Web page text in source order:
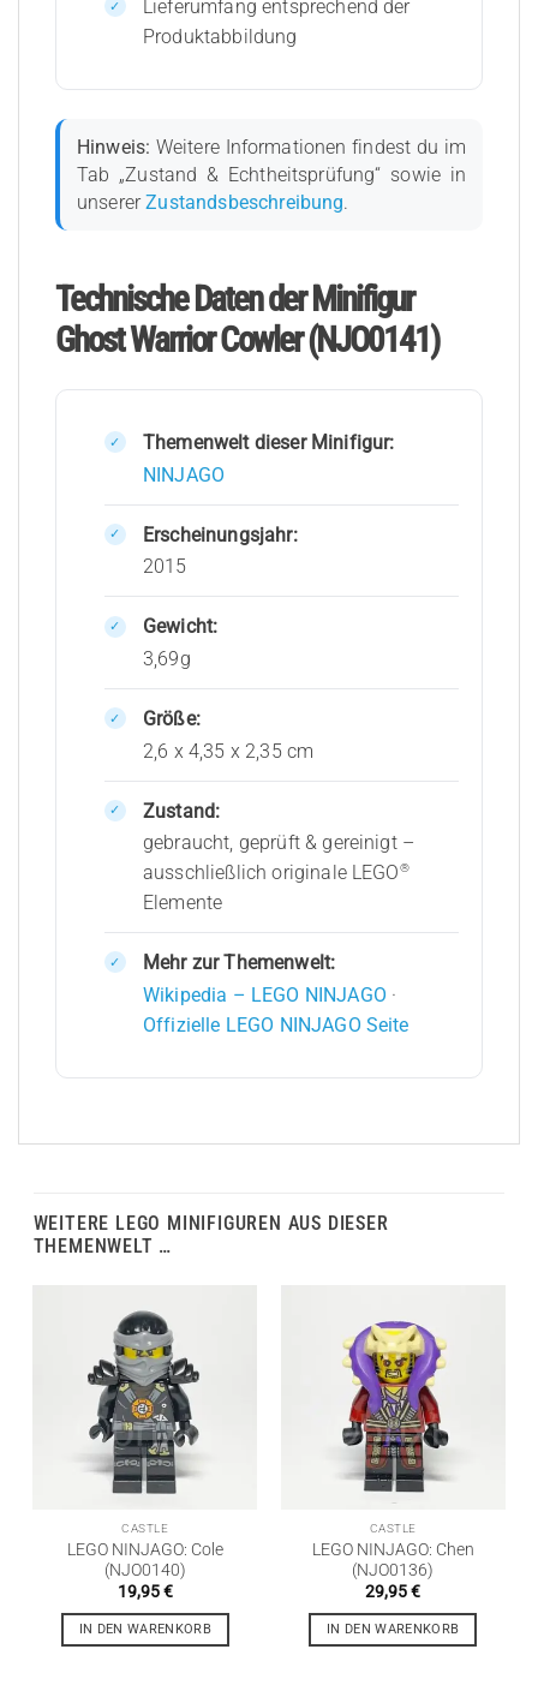
Lieferumfang entsprechend der
Produktabbildung
Hinweis: Weitere Informationen findest du im
Tab „Zustand & Echtheitsprüfung“ sowie in
unsererZustandsbeschreibung.
Technische Daten der Minifigur
Ghost Warrior Cowler (NJO0141)
Themenwelt dieser Minifigur:
NINJAGO
Erscheinungsjahr:
2015
Gewicht:
3,69g
Größe:
2,6 x 4,35 x 2,35 cm
Zustand:
gebraucht, geprüft & gereinigt –
ausschließlich originale LEGO®
Elemente
Mehr zur Themenwelt:
Wikipedia – LEGO NINJAGO ·
Offizielle LEGO NINJAGO Seite
WEITERE LEGO MINIFIGUREN AUS DIESER
THEMENWELT …
CASTLE
LEGO NINJAGO: Cole
(NJO0140)
19,95€
IN DEN WARENKORB
CASTLE
LEGO NINJAGO: Chen
(NJO0136)
29,95€
IN DEN WARENKORB